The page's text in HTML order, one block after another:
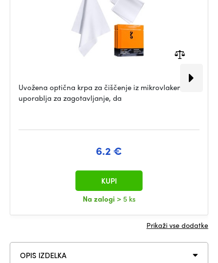
Uvožena optična krpa za čiščenje iz mikrovlaken se
uporablja za zagotavljanje, da
6.2 €
Na zalogi > 5 ks
KUPI
Prikaži vse dodatke
OPIS IZDELKA